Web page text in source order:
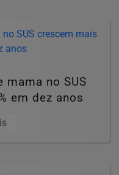
no SUS
em dez anos